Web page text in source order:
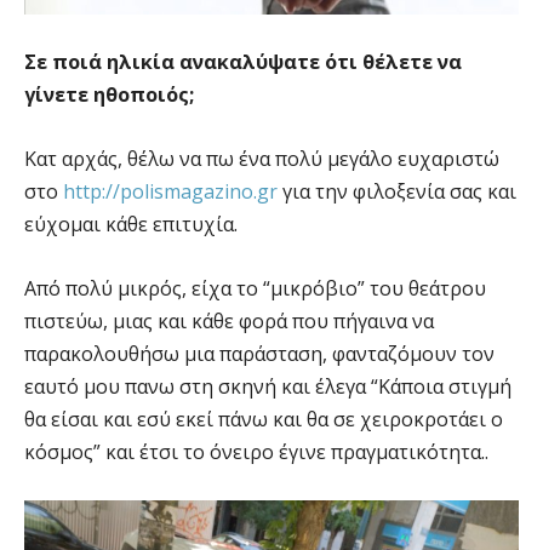
Σε ποιά ηλικία ανακαλύψατε ότι θέλετε να
γίνετε ηθοποιός;
Κατ αρχάς, θέλω να πω ένα πολύ μεγάλο ευχαριστώ
στο http://polismagazino.grγια την φιλοξενία σας και
εύχομαι κάθε επιτυχία.
Από πολύ μικρός, είχα το “μικρόβιο” του θεάτρου
πιστεύω, μιας και κάθε φορά που πήγαινα να
παρακολουθήσω μια παράσταση, φανταζόμουν τον
εαυτό μου πανω στη σκηνή και έλεγα “Κάποια στιγμή
θα είσαι και εσύ εκεί πάνω και θα σε χειροκροτάει ο
κόσμος” και έτσι το όνειρο έγινε πραγματικότητα..